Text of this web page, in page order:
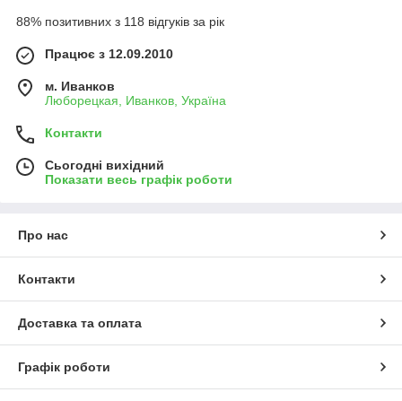
88% позитивних з 118 відгуків за рік
Працює з 12.09.2010
м. Иванков
Люборецкая, Иванков, Україна
Контакти
Сьогодні вихідний
Показати весь графік роботи
Про нас
Контакти
Доставка та оплата
Графік роботи